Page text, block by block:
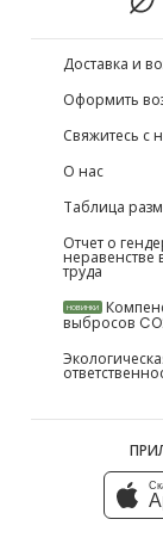
Доставка и
Оформить
Свяжитесь с
О нас
Таблица
Отчет о
неравенстве
труда
НОВИНКИ
выбросов